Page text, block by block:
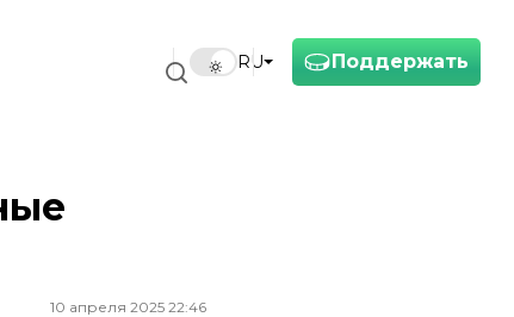
Поддержать
RU
10 апреля 2025 22:46